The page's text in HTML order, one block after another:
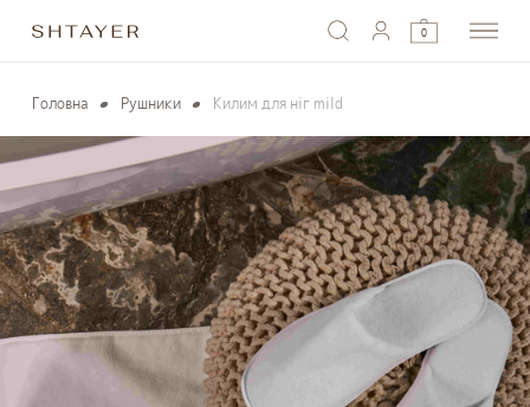
0
Головна Рушники Килим для ніг mild